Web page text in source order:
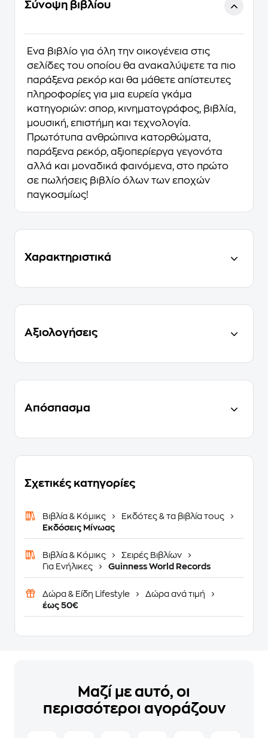
Σύνοψη βιβλίου
Ένα βιβλίο για όλη την οικογένεια στις
σελίδες του οποίου θα ανακαλύψετε τα πιο
παράξενα ρεκόρ και θα μάθετε απίστευτες
πληροφορίες για μια ευρεία γκάμα
κατηγοριών: σπορ, κινηματογράφος, βιβλία,
μουσική, επιστήμη και τεχνολογία.
Πρωτότυπα ανθρώπινα κατορθώματα,
παράξενα ρεκόρ, αξιοπερίεργα γεγονότα
αλλά και μοναδικά φαινόμενα, στο πρώτο
σε πωλήσεις βιβλίο όλων των εποχών
παγκοσμίως!
Χαρακτηριστικά
Αξιολογήσεις
Απόσπασμα
Σχετικές κατηγορίες
Βιβλία & Κόμικς
Εκδότες & τα βιβλία τους
Εκδόσεις Μίνωας
Βιβλία & Κόμικς
Σειρές Βιβλίων
Για Ενήλικες
Guinness World Records
Δώρα & Είδη Lifestyle
Δώρα ανά τιμή
έως 50€
Μαζί με αυτό, οι
περισσότεροι αγοράζουν